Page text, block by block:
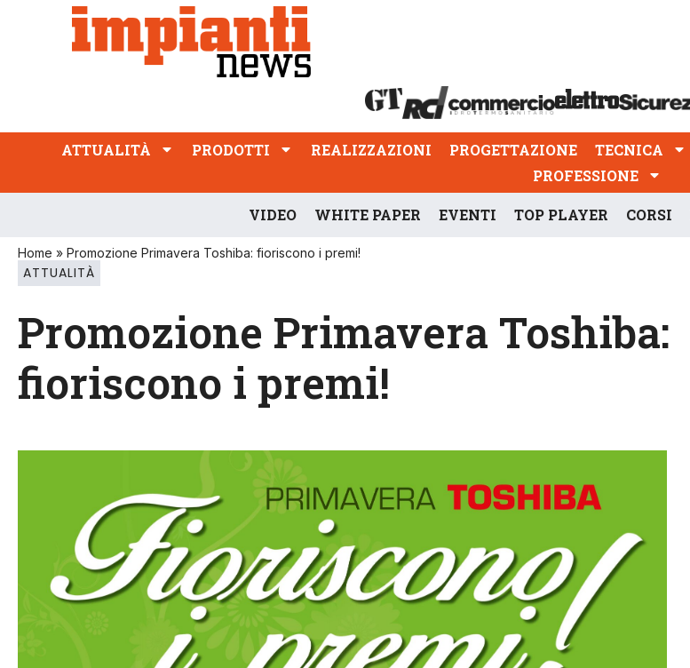
ATTUALITÀ PRODOTTI REALIZZAZIONI
PROFESSIONE
ATTUALITÀ PRODOTTI REALIZZAZIONI PROGETTAZIONE TECNICA
PROFESSIONE
VIDEO WHITE PAPER EVENTI TOP PLAYER CORSI
Home » Promozione Primavera Toshiba: fioriscono i premi!
ATTUALITÀ
Promozione Primavera Toshiba:
fioriscono i premi!